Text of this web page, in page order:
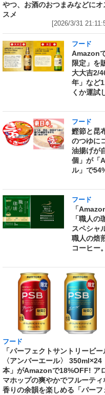
やつ、お酒のおつまみなどにオ
スメ
[2026/3/31
フード
Amazon
限定」を
大大吉2/
年」など
くか運試
フード
鰹節と昆
のつゆに
油揚げが
個」が「
ル」で
フード
「
「職人
スペシャ
職人の焙
コーヒー
フード
「パーフェクトサントリービー
〈アンバーエール〉 350ml×24
本」がAmazonで18%OFF! ア
マホップの爽やかでフルーティ
香りの余韻を楽しめる「パーフ